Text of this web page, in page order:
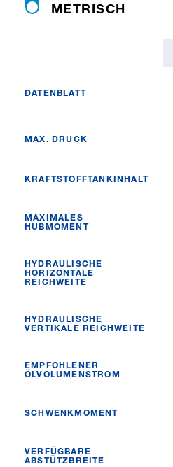
METRISCH
DATENBLATT
MAX. DRUCK
KRAFTSTOFFTANKINHALT
MAXIMALES
HUBMOMENT
HYDRAULISCHE
HORIZONTALE
REICHWEITE
HYDRAULISCHE
VERTIKALE REICHWEITE
EMPFOHLENER
ÖLVOLUMENSTROM
SCHWENKMOMENT
VERFÜGBARE
ABSTÜTZBREITE